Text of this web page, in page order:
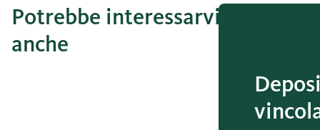
Potrebbe interessarvi
anche